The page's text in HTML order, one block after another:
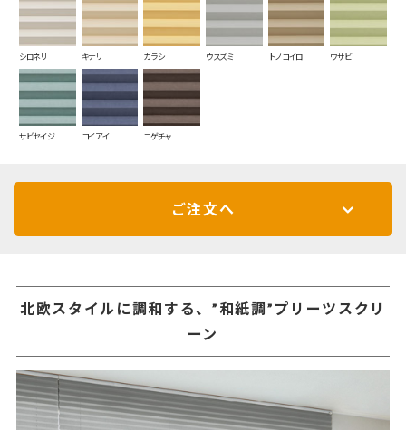
シロネリ キナリ カラシ ウスズミ トノコイロ ワサビ
サビセイジ コイアイ コゲチャ
ご注文へ
北欧スタイルに調和する、”和紙調”プリーツスクリ
ーン